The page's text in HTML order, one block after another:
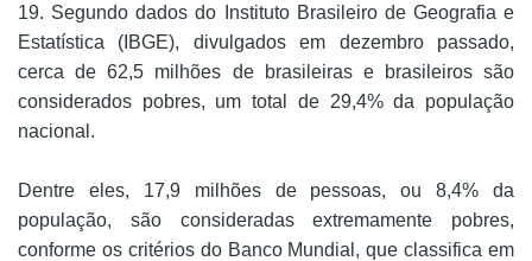
19. Segundo dados do Instituto Brasileiro de Geografia e
Estatística (IBGE), divulgados em dezembro passado,
cerca de 62,5 milhões de brasileiras e brasileiros são
considerados pobres, um total de 29,4% da população
nacional.
Dentre eles, 17,9 milhões de pessoas, ou 8,4% da
população, são consideradas extremamente pobres,
conforme os critérios do Banco Mundial, que classifica em